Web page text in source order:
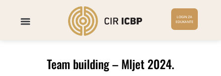
LOGIN ZA
EDUKANTE
Team building – Mljet 2024.